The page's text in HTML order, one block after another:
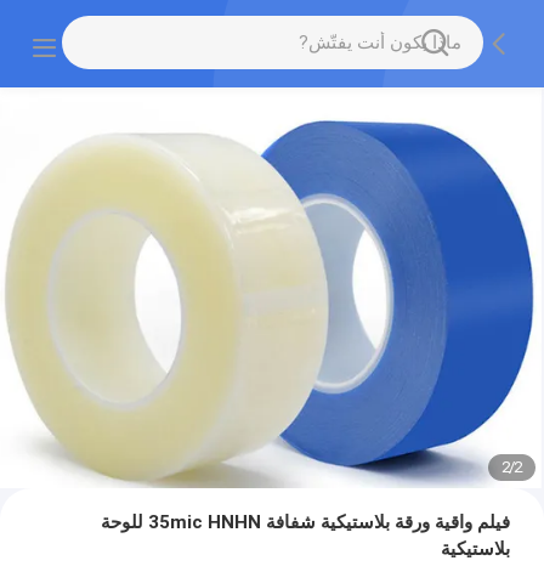
2
/
2
فيلم واقية ورقة بلاستيكية شفافة 35mic HNHN للوحة
بلاستيكية